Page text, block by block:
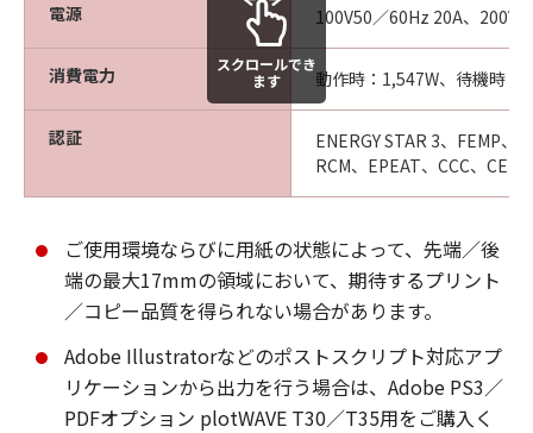
電源 100V50／60Hz 20A、200V
消費電力 動作時：1,547W、待機時：
認証
ENERGY STAR 3、FEMP、
RCM、EPEAT、CCC、CE
スクロールでき
ます
ご使用環境ならびに用紙の状態によって、先端／後
端の最大17mmの領域において、期待するプリント
／コピー品質を得られない場合があります。
Adobe Illustratorなどのポストスクリプト対応アプ
リケーションから出力を行う場合は、Adobe PS3／
PDFオプション plotWAVE T30／T35用をご購入く